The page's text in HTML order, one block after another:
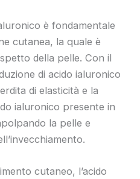
è fondamentale
cutanea, la quale è
della pelle. Con il
di acido ialuronico
di elasticità e la
ialuronico presente in
la pelle e
cutaneo, l’acido